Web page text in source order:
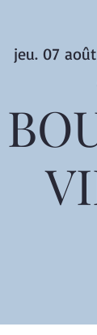
jeu. 07 août